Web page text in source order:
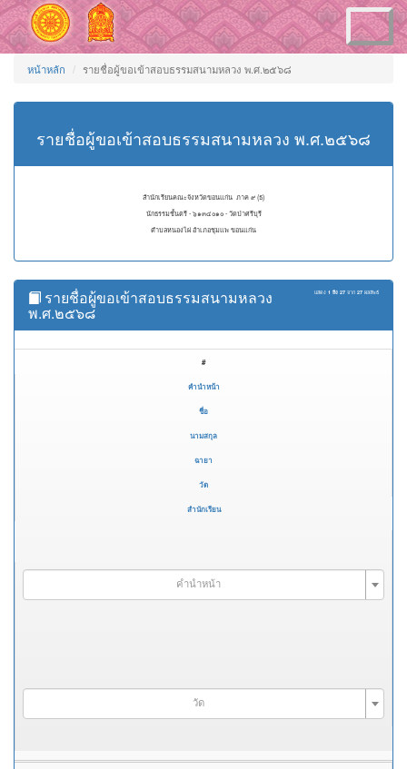
Toggle
navigation
หน้าหลัก รายชื่อผู้ขอเข้าสอบธรรมสนามหลวง พ.ศ.๒๕๖๘
รายชื่อผู้ขอเข้าสอบธรรมสนามหลวง พ.ศ.๒๕๖๘
สำนักเรียนคณะจังหวัดขอนแก่น ภาค ๙ (ธ)
นักธรรมชั้นตรี - ๖๑๓๔๐๑๐ - วัดป่าศรีบุรี
ตำบลหนองไผ่ อำเภอชุมแพ ขอนแก่น
แสดง 1 ถึง 27 จาก 27 ผลลัพธ์
รายชื่อผู้ขอเข้าสอบธรรมสนามหลวง
พ.ศ.๒๕๖๘
#
คำนำหน้า
ชื่อ
นามสกุล
ฉายา
วัด
สำนักเรียน
คำนำหน้า
วัด